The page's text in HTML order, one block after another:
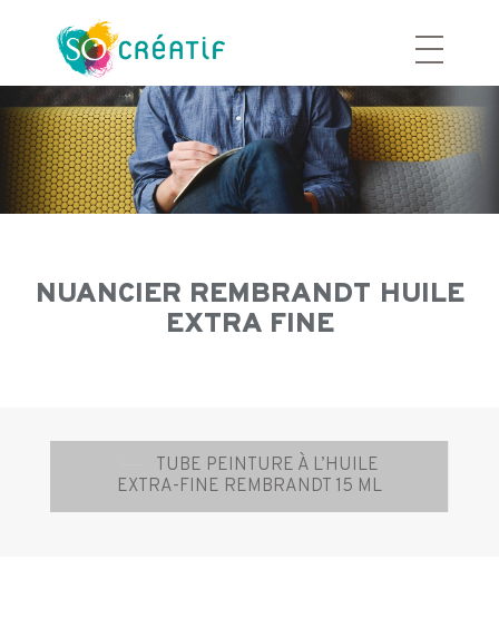
contenu
NUANCIER REMBRANDT HUILE
EXTRA FINE
Navigation
d’article
TUBE PEINTURE À L’HUILE
EXTRA-FINE REMBRANDT 15 ML